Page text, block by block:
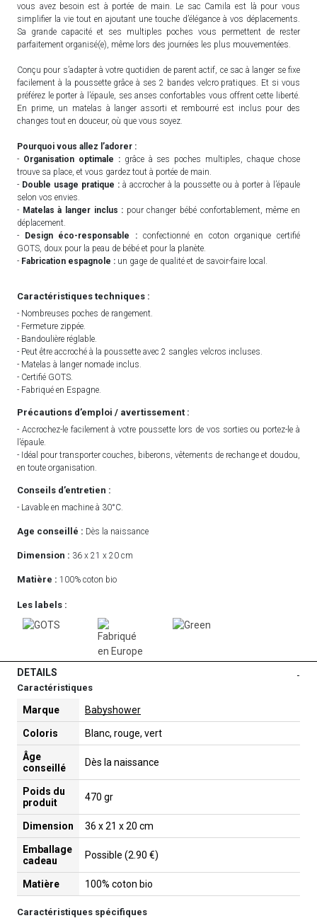
vous avez besoin est à portée de main. Le sac Camila est là pour vous
simplifier la vie tout en ajoutant une touche d’élégance à vos déplacements.
Sa grande capacité et ses multiples poches vous permettent de rester
parfaitement organisé(e), même lors des journées les plus mouvementées.
Conçu pour s’adapter à votre quotidien de parent actif, ce sac à langer se fixe
facilement à la poussette grâce à ses 2 bandes velcro pratiques. Et si vous
préférez le porter à l’épaule, ses anses confortables vous offrent cette liberté.
En prime, un matelas à langer assorti et rembourré est inclus pour des
changes tout en douceur, où que vous soyez.
Pourquoi vous allez l’adorer :
- Organisation optimale :grâce à ses poches multiples, chaque chose
trouve sa place, et vous gardez tout à portée de main.
- Double usage pratique :à accrocher à la poussette ou à porter à l’épaule
selon vos envies.
- Matelas à langer inclus : pour changer bébé confortablement, même en
déplacement.
-
Design éco-responsable :confectionné en coton organique certifié
GOTS, doux pour la peau de bébé et pour la planète.
- Fabrication espagnole : un gage de qualité et de savoir-faire local.
Caractéristiques techniques :
- Nombreuses poches de rangement.
- Fermeture zippée.
- Bandoulière réglable.
- Peut être accroché à la poussette avec 2 sangles velcros incluses.
- Matelas à langer nomade inclus.
- Certifié GOTS.
- Fabriqué en Espagne.
Précautions d’emploi / avertissement :
- Accrochez-le facilement à votre poussette lors de vos sorties ou portez-le à
l’épaule.
- Idéal pour transporter couches, biberons, vêtements de rechange et doudou,
en toute organisation.
Conseils d’entretien :
- Lavable en machine à 30°C.
Age conseillé : Dès la naissance
Dimension : 36 x 21 x 20 cm
Matière : 100% coton bio
Les labels :
DETAILS -
Caractéristiques
Marque Babyshower
Coloris Blanc, rouge, vert
Âge
conseillé
Dès la naissance
Poids du
produit
470 gr
Dimension 36 x 21 x 20 cm
Emballage
cadeau
Possible (2.90 €)
Matière 100% coton bio
Caractéristiques spécifiques